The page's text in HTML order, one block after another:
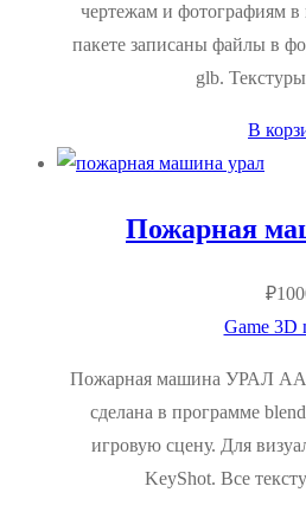
чертежам и фотографиям
пакете записаны файлы в
glb.
В
Пожарная
₽
Game 3D
Пожарная машина УРАЛ
сделана в программе
игровую сцену. Для
KeyShot. Все